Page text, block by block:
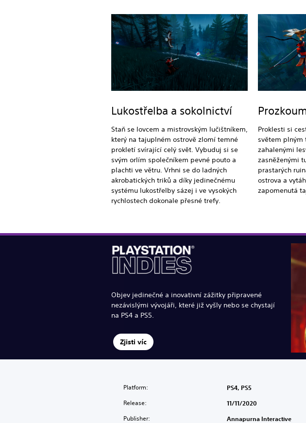
Lukostřelba a sokolnictví
Staň se lovcem a mistrovským lučištníkem,
který na tajuplném ostrově zlomí temné
prokletí svírající celý svět. Vybuduj si se
svým orlím společníkem pevné pouto a
plachti ve větru. Vrhni se do ladných
akrobatických triků a díky jedinečnému
systému lukostřelby sázej i ve vysokých
rychlostech dokonale přesné trefy.
Proklesti si
světem plným
zahalenými
zasněženými
prastarých
ostrova a
zapomenutá
Objev jedinečné a inovativní zážitky připravené
nezávislými vývojáři, které již vyšly nebo se chystají
na PS4 a PS5.
Zjisti víc
Platform: PS4, PS5
Release: 11/11/2020
Publisher: Annapurna Interactive